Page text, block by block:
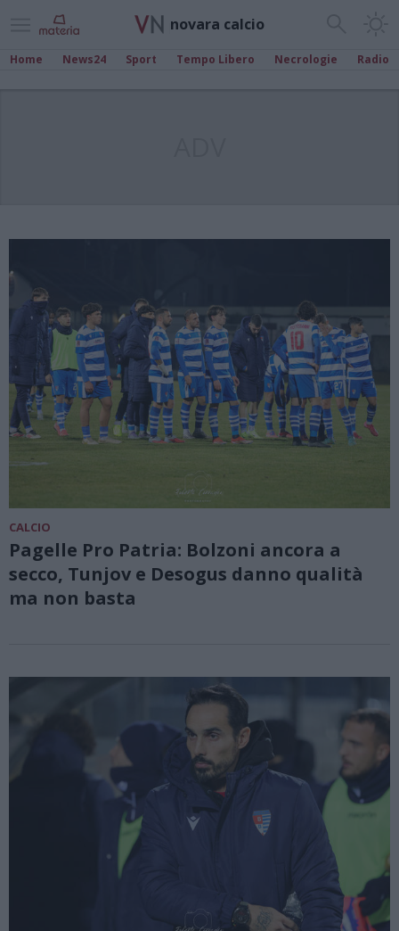
novara calcio
Home News24 Sport Tempo Libero Necrologie Radio
CALCIO
Pagelle Pro Patria: Bolzoni ancora a
secco, Tunjov e Desogus danno qualità
ma non basta